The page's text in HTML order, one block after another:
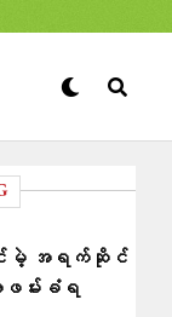
မဲ့ အရက်ဆိုင်
ဖမ်းခံရ